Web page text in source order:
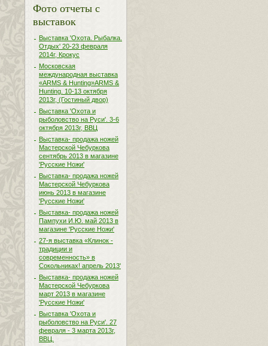
Фото отчеты с
выставок
Выставка 'Охота. Рыбалка.
Отдых' 20-23 февраля
2014г, Крокус
Московская
международная выставка
«ARMS & Hunting»ARMS &
Hunting. 10-13 октября
2013г, (Гостиный двор)
Выставка 'Охота и
рыболовство на Руси'. 3-6
октября 2013г, ВВЦ
Выставка- продажа ножей
Мастерской Чебуркова
сентябрь 2013 в магазине
'Русские Ножи'
Выставка- продажа ножей
Мастерской Чебуркова
июнь 2013 в магазине
'Русские Ножи'
Выставка- продажа ножей
Пампухи И.Ю. май 2013 в
магазине 'Русские Ножи'
27-я выставка «Клинок -
традиции и
современность» в
Сокольниках! апрель 2013'
Выставка- продажа ножей
Мастерской Чебуркова
март 2013 в магазине
'Русские Ножи'
Выставка 'Охота и
рыболовство на Руси'. 27
февраля - 3 марта 2013г,
ВВЦ.